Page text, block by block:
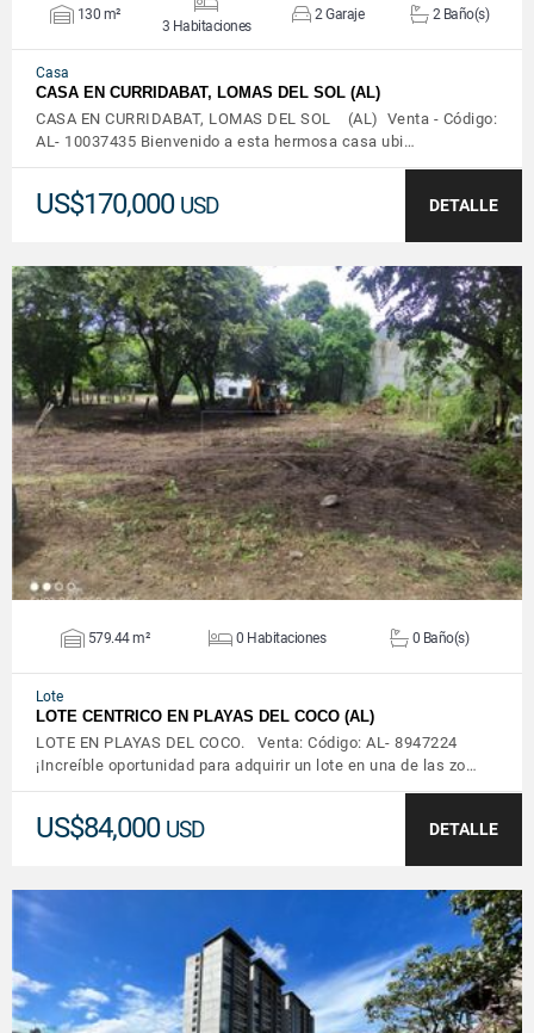
130 m²
3 Habitaciones
2 Garaje 2 Baño(s)
Casa
CASA EN CURRIDABAT, LOMAS DEL SOL (AL)
CASA EN CURRIDABAT, LOMAS DEL SOL (AL) Venta - Código:
AL- 10037435 Bienvenido a esta hermosa casa ubi…
US$170,000 USD DETALLE
VER DETALLES
579.44 m² 0 Habitaciones 0 Baño(s)
Lote
LOTE CENTRICO EN PLAYAS DEL COCO (AL)
LOTE EN PLAYAS DEL COCO. Venta: Código: AL- 8947224
¡Increíble oportunidad para adquirir un lote en una de las zo…
US$84,000 USD DETALLE